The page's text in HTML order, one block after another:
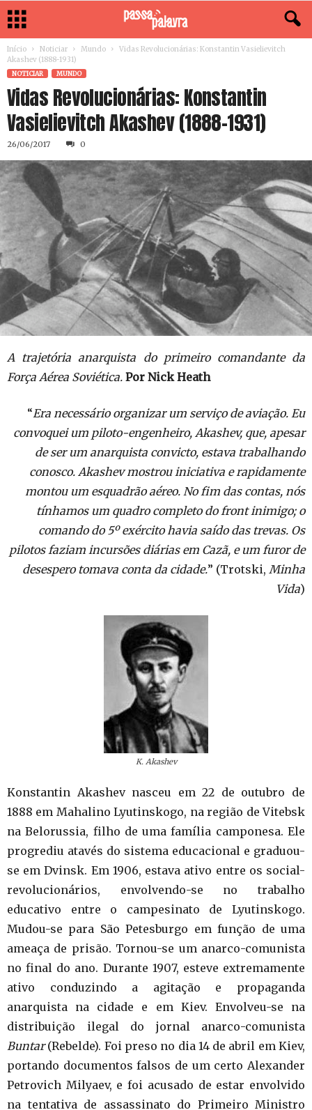
Início Noticiar Mundo
Vidas Revolucionárias: Konstantin Vasielievitch
Akashev (1888-1931)
NOTICIAR MUNDO
Vidas Revolucionárias: Konstantin
Vasielievitch Akashev (1888-1931)
26/06/2017 0
A trajetória anarquista do primeiro comandante da
Força Aérea Soviética. Por Nick Heath
“Era necessário organizar um serviço de aviação. Eu
convoquei um piloto-engenheiro, Akashev, que, apesar
de ser um anarquista convicto, estava trabalhando
conosco. Akashev mostrou iniciativa e rapidamente
montou um esquadrão aéreo. No fim das contas, nós
tínhamos um quadro completo do front inimigo; o
comando do 5º exército havia saído das trevas. Os
pilotos faziam incursões diárias em Cazã, e um furor de
desespero tomava conta da cidade.” (Trotski, Minha
Vida)
K. Akashev
Konstantin Akashev nasceu em 22 de outubro de
1888 em Mahalino Lyutinskogo, na região de Vitebsk
na Belorussia, filho de uma família camponesa. Ele
progrediu atavés do sistema educacional e graduou-
se em Dvinsk. Em 1906, estava ativo entre os social-
revolucionários, envolvendo-se no trabalho
educativo entre o campesinato de Lyutinskogo.
Mudou-se para São Petesburgo em função de uma
ameaça de prisão. Tornou-se um anarco-comunista
no final do ano. Durante 1907, esteve extremamente
ativo conduzindo a agitação e propaganda
anarquista na cidade e em Kiev. Envolveu-se na
distribuição ilegal do jornal anarco-comunista
Buntar(Rebelde). Foi preso no dia 14 de abril em Kiev,
portando documentos falsos de um certo Alexander
Petrovich Milyaev, e foi acusado de estar envolvido
na tentativa de assassinato do Primeiro Ministro